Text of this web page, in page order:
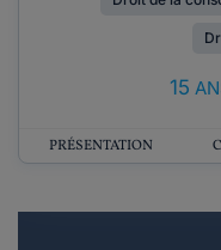
15
PRÉSENTATION